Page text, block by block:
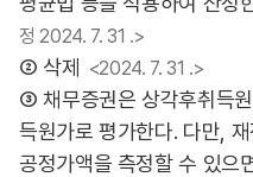
정 2024. 7. 31 .>
② 삭제 <2024. 7. 31 .>
③ 채무증권은 상각후취득
득원가로 평가한다. 다만,
공정가액을 측정할 수 있으